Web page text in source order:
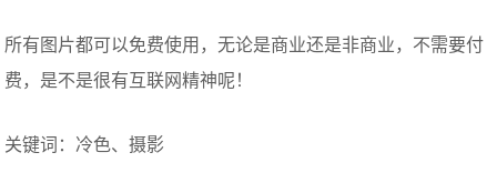
所有图片都可以免费使用，无论是商业还是非商业，不需要付
费，是不是很有互联网精神呢！
关键词：冷色、摄影